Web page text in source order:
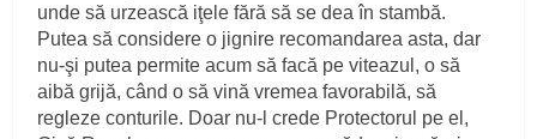
unde să urzească iţele fără să se dea în stambă.
Putea să considere o jignire recomandarea asta, dar
nu‑şi putea permite acum să facă pe viteazul, o să
aibă grijă, când o să vină vremea favorabilă, să
regleze conturile. Doar nu‑l crede Protectorul pe el,